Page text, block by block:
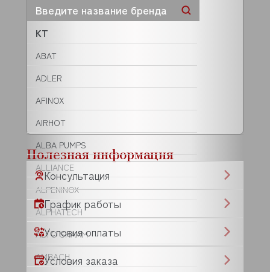
KT
ABAT
ADLER
AFINOX
AIRHOT
ALBA PUMPS
ALLIANCE
ALPENINOX
ALPHATECH
ALTO SHAAM
AMBACH
Полезная информация
Консультация
График работы
Условия оплаты
Условия заказа